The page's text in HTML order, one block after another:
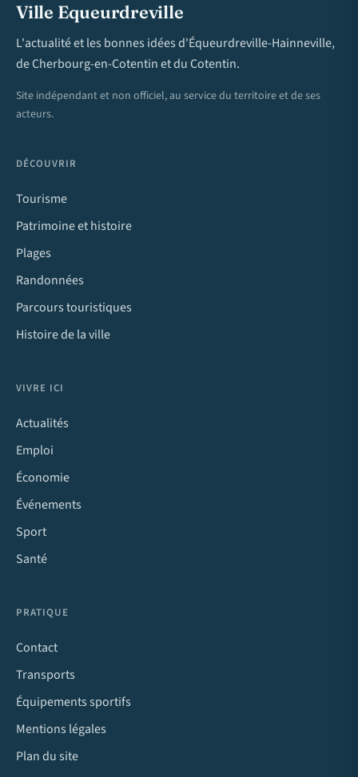
Ville Equeurdreville
L'actualité et les bonnes idées d'Équeurdreville-Hainneville,
de Cherbourg-en-Cotentin et du Cotentin.
Site indépendant et non officiel, au service du territoire et de ses
acteurs.
DÉCOUVRIR
Tourisme
Patrimoine et histoire
Plages
Randonnées
Parcours touristiques
Histoire de la ville
VIVRE ICI
Actualités
Emploi
Économie
Événements
Sport
Santé
PRATIQUE
Contact
Transports
Équipements sportifs
Mentions légales
Plan du site